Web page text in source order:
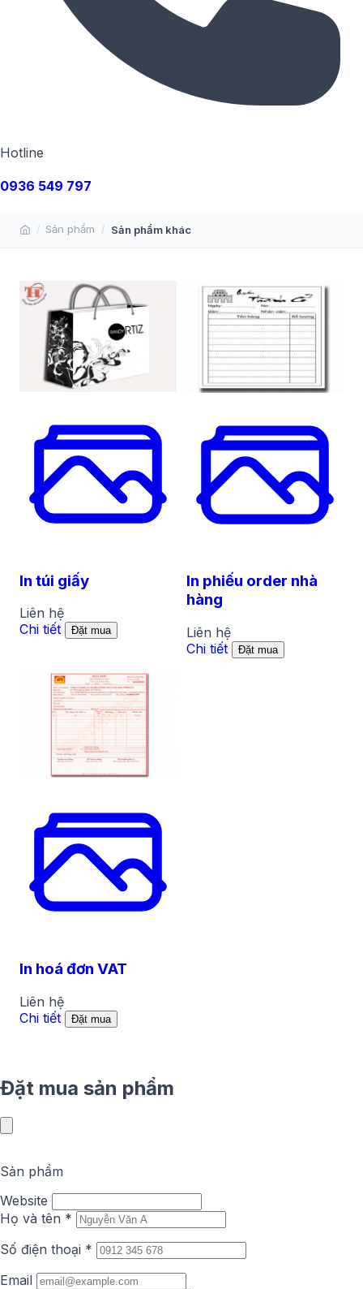
Hotline
0936 549 797
Sản phẩm Sản phẩm khác
In túi giấy
Liên hệ
Chi tiết
Đặt mua
In phiếu order nhà
hàng
Liên hệ
Chi tiết
Đặt mua
In hoá đơn VAT
Liên hệ
Chi tiết
Đặt mua
Đặt mua sản phẩm
Sản phẩm
Website
Họ và tên *
Số điện thoại *
Email